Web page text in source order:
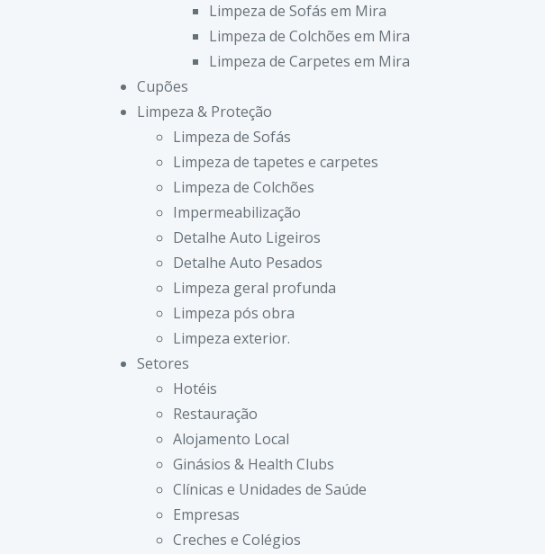
Limpeza de Sofás em Mira
Limpeza de Colchões em Mira
Limpeza de Carpetes em Mira
Cupões
Limpeza & Proteção
Limpeza de Sofás
Limpeza de tapetes e carpetes
Limpeza de Colchões
Impermeabilização
Detalhe Auto Ligeiros
Detalhe Auto Pesados
Limpeza geral profunda
Limpeza pós obra
Limpeza exterior.
Setores
Hotéis
Restauração
Alojamento Local
Ginásios & Health Clubs
Clínicas e Unidades de Saúde
Empresas
Creches e Colégios